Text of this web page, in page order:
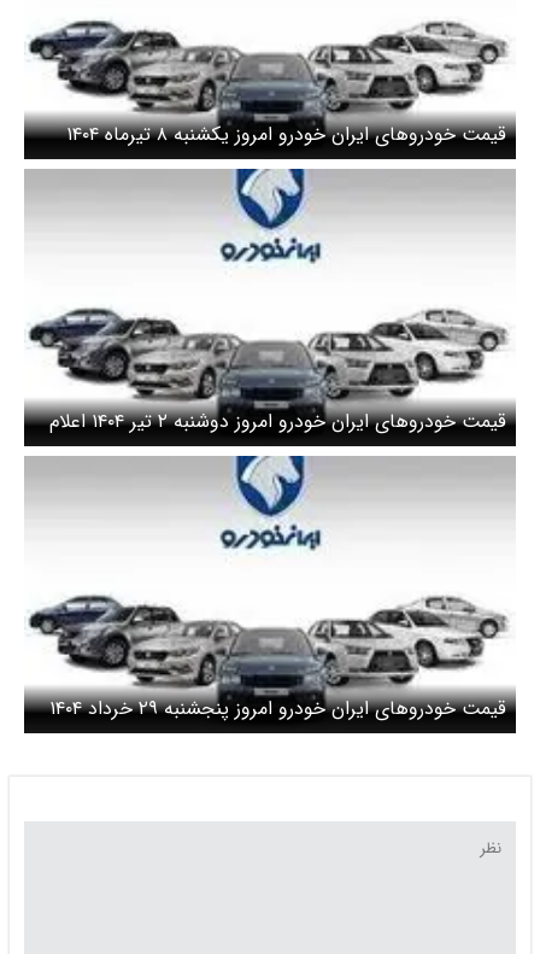
قیمت خودروهای ایران خودرو امروز یکشنبه ۸ تیرماه ۱۴۰۴
قیمت خودرو‌های ایران خودرو امروز دوشنبه ۲ تیر ۱۴۰۴ اعلام
قیمت خودروهای ایران خودرو امروز پنجشنبه ۲۹ خرداد ۱۴۰۴